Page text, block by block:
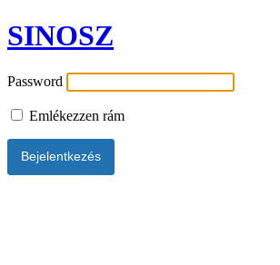
SINOSZ
Password
Emlékezzen rám